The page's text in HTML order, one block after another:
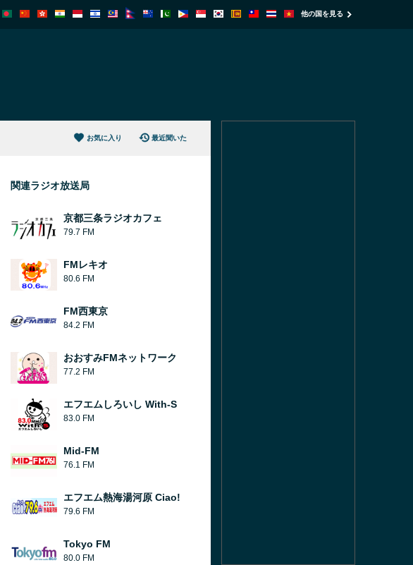
他の国を見る
お気に入り 最近聞いた
関連ラジオ放送局
京都三条ラジオカフェ
79.7 FM
FMレキオ
80.6 FM
FM西東京
84.2 FM
おおすみFMネットワーク
77.2 FM
エフエムしろいし With-S
83.0 FM
Mid-FM
76.1 FM
エフエム熱海湯河原 Ciao!
79.6 FM
Tokyo FM
80.0 FM